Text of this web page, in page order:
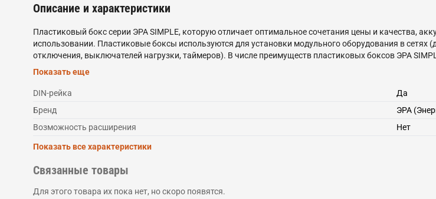
Описание и характеристики
Пластиковый бокс серии ЭРА SIMPLE, которую отличает оптимальное сочетания цены и качества,
использовании. Пластиковые боксы используются для установки модульного оборудования в
отключения, выключателей нагрузки, таймеров). В числе преимуществ пластиковых боксов ЭРА
лента), максимально безопасное применение (пластик с антипиренами не поддерживает горение),
вывода кабеля со всех сторон.
Показать еще
DIN-рейка
Да
Бренд
ЭРА
Возможность расширения
Нет
Показать все характеристики
Связанные товары
Для этого товара их пока нет, но скоро появятся.